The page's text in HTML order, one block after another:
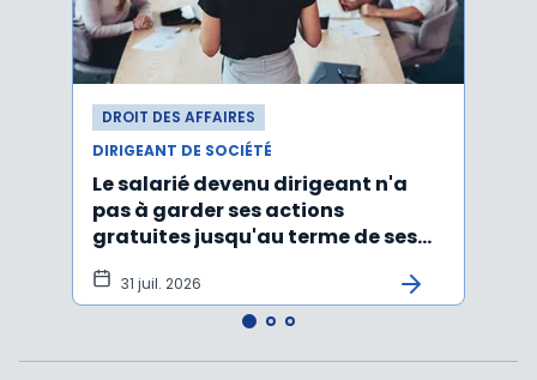
DROIT DES AFFAIRES
DIRIGEANT DE SOCIÉTÉ
Le salarié devenu dirigeant n'a
pas à garder ses actions
gratuites jusqu'au terme de ses
fonctions
31 juil. 2026